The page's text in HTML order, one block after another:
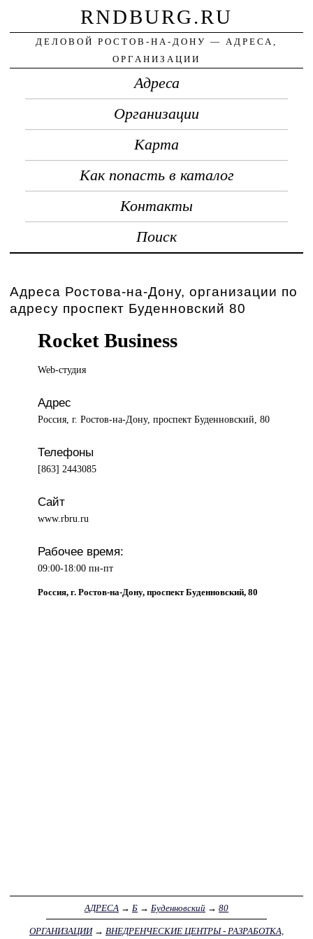
RNDBURG.RU
ДЕЛОВОЙ РОСТОВ-НА-ДОНУ — АДРЕСА,
ОРГАНИЗАЦИИ
Адреса
Организации
Карта
Как попасть в каталог
Контакты
Поиск
Адреса Ростова-на-Дону, организации по
адресу проспект Буденновский 80
Rocket Business
Web-студия
Адрес
Россия, г. Ростов-на-Дону, проспект Буденновский, 80
Телефоны
[863] 2443085
Сайт
www.rbru.ru
Рабочее время:
09:00-18:00 пн-пт
Россия, г. Ростов-на-Дону, проспект Буденновский, 80
АДРЕСА → Б → Буденновский → 80
ОРГАНИЗАЦИИ→ ВНЕДРЕНЧЕСКИЕ ЦЕНТРЫ - РАЗРАБОТКА,